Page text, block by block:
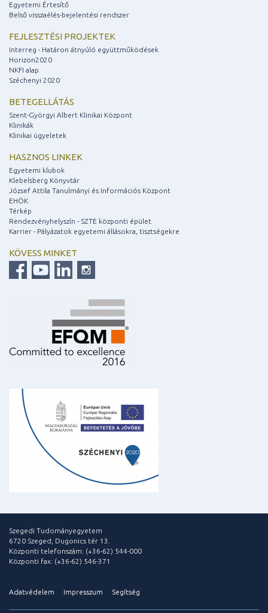
Egyetemi Értesítő
Belső visszaélés-bejelentési rendszer
FEJLESZTÉSI PROJEKTEK
Interreg - Határon átnyúló együttműködések
Horizon2020
NKFI alap
Széchenyi 2020
BETEGELLÁTÁS
Szent-Györgyi Albert Klinikai Központ
Klinikák
Klinikai ügyeletek
HASZNOS LINKEK
Egyetemi klubok
Klebelsberg Könyvtár
József Attila Tanulmányi és Információs Központ
EHÖK
Térkép
Rendezvényhelyszín - SZTE központi épület
Karrier - Pályázatok egyetemi állásokra, tisztségekre
KÖVESS MINKET
Szegedi Tudományegyetem
6720 Szeged, Dugonics tér 13.
Központi telefonszám: (+36-62) 544-000
Központi fax: (+36-62) 546-371
Adatvédelem Impresszum Segítség